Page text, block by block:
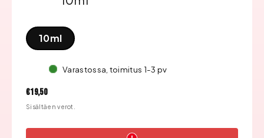
10ml
Varastossa, toimitus 1-3 pv
Hinta
€19,50
Sisältäen verot.